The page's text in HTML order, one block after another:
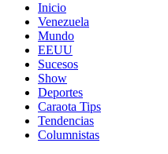
Inicio
Venezuela
Mundo
EEUU
Sucesos
Show
Deportes
Caraota Tips
Tendencias
Columnistas